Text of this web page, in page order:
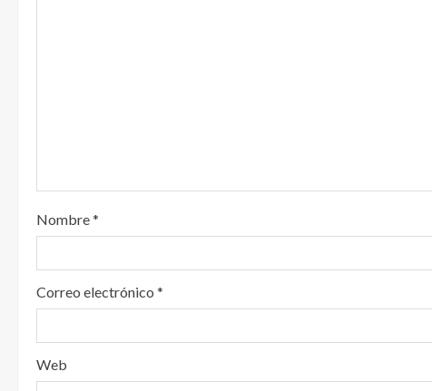
Nombre*
Correo electrónico *
Web